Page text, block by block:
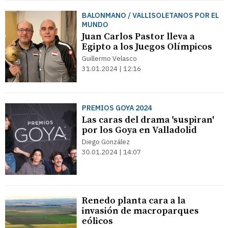
BALONMANO / VALLISOLETANOS POR EL
MUNDO
Juan Carlos Pastor lleva a
Egipto a los Juegos Olímpicos
Guillermo Velasco
31.01.2024 | 12:16
PREMIOS GOYA 2024
Las caras del drama 'suspiran'
por los Goya en Valladolid
Diego González
30.01.2024 | 14:07
Renedo planta cara a la
invasión de macroparques
eólicos